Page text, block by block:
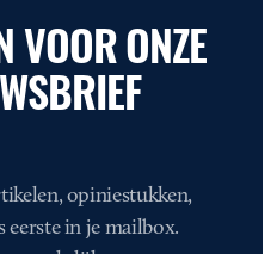
VOOR ONZE
opiniestukken,
eerste in je mailbox.